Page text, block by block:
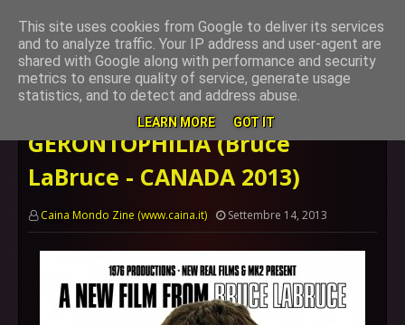
Home page Sentimentale GERONTOPHILIA (Bruce LaBruce -
CANADA 2013)
GERONTOPHILIA (Bruce
LaBruce - CANADA 2013)
Caina Mondo Zine (www.caina.it) Settembre 14, 2013
This site uses cookies from Google to deliver its services
and to analyze traffic. Your IP address and user-agent are
shared with Google along with performance and security
metrics to ensure quality of service, generate usage
statistics, and to detect and address abuse.
LEARN MORE GOT IT